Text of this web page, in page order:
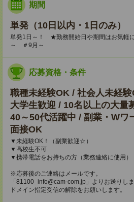
期間
単発（10日以内・1日のみ）
単発1日～！ ★勤務開始日や期間はお気軽
～ ＃9月～
応募資格・条件
職種未経験OK / 社会人未経
大学生歓迎 / 10名以上の大量
40～50代活躍中 / 副業・Wワ
面接OK
▼未経験OK！（副業歓迎☆）
▼高校生不可
▼携帯電話をお持ちの方（業務連絡に使用）
※応募後のご連絡はメールです。
「81100_info@cam-com.jp」よりお送りしま
ドメイン指定受信の解除をお願いします。